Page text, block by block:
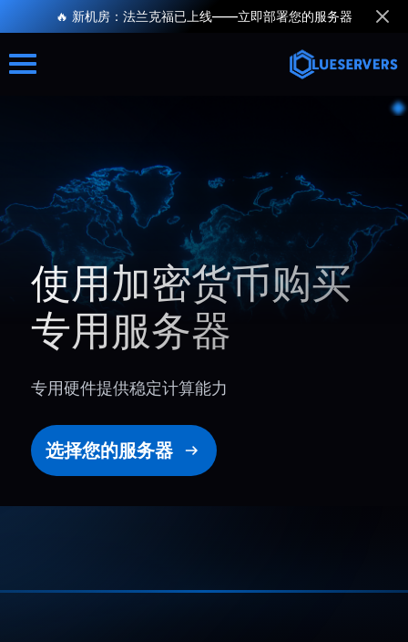
🔥 新机房：法兰克福已上线——立即部署您的服务器
使用加密货币购买
专用服务器
专用硬件提供稳定计算能力
选择您的服务器